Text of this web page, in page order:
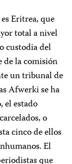
Eritrea, que
total a nivel
custodia del
de la comisión
un tribunal de
Afwerki se ha
el estado
o
cinco de ellos
El
que